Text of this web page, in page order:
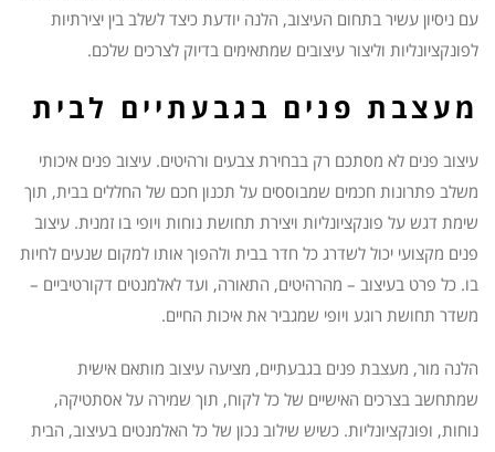
עם ניסיון עשיר בתחום העיצוב, הלנה יודעת כיצד לשלב בין יצירתיות
לפונקציונליות וליצור עיצובים שמתאימים בדיוק לצרכים שלכם.
מעצבת פנים בגבעתיים לבית
עיצוב פנים לא מסתכם רק בבחירת צבעים ורהיטים. עיצוב פנים איכותי
משלב פתרונות חכמים שמבוססים על תכנון חכם של החללים בבית, תוך
שימת דגש על פונקציונליות ויצירת תחושת נוחות ויופי בו זמנית. עיצוב
פנים מקצועי יכול לשדרג כל חדר בבית ולהפוך אותו למקום שנעים לחיות
בו. כל פרט בעיצוב – מהרהיטים, התאורה, ועד לאלמנטים דקורטיביים –
משדר תחושת רוגע ויופי שמגביר את איכות החיים.
הלנה מור, מעצבת פנים בגבעתיים, מציעה עיצוב מותאם אישית
שמתחשב בצרכים האישיים של כל לקוח, תוך שמירה על אסתטיקה,
נוחות, ופונקציונליות. כשיש שילוב נכון של כל האלמנטים בעיצוב, הבית